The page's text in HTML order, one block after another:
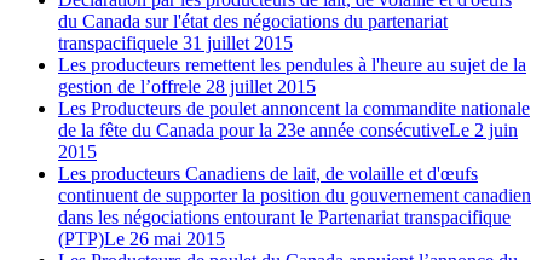
du Canada sur l'état des négociations du partenariat
transpacifiquele 31 juillet 2015
Les producteurs remettent les pendules à l'heure au sujet de la
gestion de l’offrele 28 juillet 2015
Les Producteurs de poulet annoncent la commandite nationale
de la fête du Canada pour la 23e année consécutiveLe 2 juin
2015
Les producteurs Canadiens de lait, de volaille et d'œufs
continuent de supporter la position du gouvernement canadien
dans les négociations entourant le Partenariat transpacifique
(PTP)Le 26 mai 2015